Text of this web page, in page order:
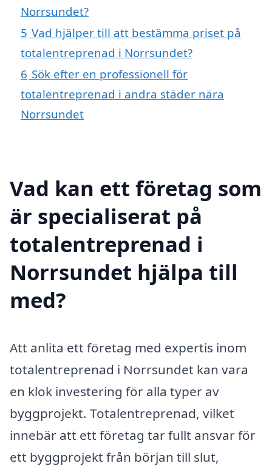
Norrsundet?
5 Vad hjälper till att bestämma priset på
totalentreprenad i Norrsundet?
6 Sök efter en professionell för
totalentreprenad i andra städer nära
Norrsundet
Vad kan ett företag som
är specialiserat på
totalentreprenad i
Norrsundet hjälpa till
med?
Att anlita ett företag med expertis inom
totalentreprenad i Norrsundet kan vara
en klok investering för alla typer av
byggprojekt. Totalentreprenad, vilket
innebär att ett företag tar fullt ansvar för
ett byggprojekt från början till slut,